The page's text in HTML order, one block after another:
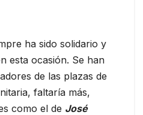
ha sido solidario y
esta ocasión. Se han
de las plazas de
faltaría más,
como el de José